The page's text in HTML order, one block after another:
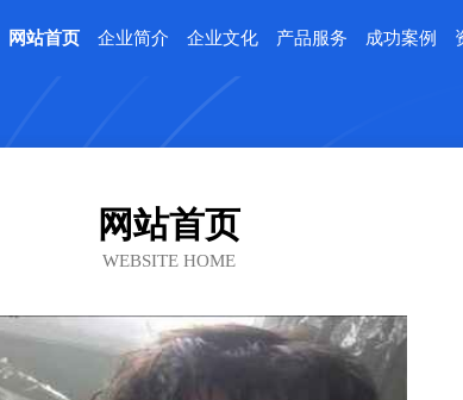
网站首页 企业简介 企业文化 产品服务 成功案例
网站首页
WEBSITE HOME